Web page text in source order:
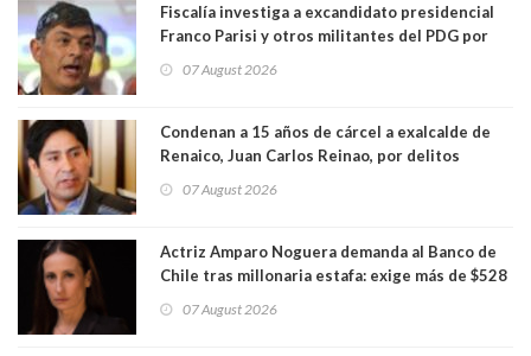
Fiscalía investiga a excandidato presidencial
Franco Parisi y otros militantes del PDG por
07 August 2026
Condenan a 15 años de cárcel a exalcalde de
Renaico, Juan Carlos Reinao, por delitos
07 August 2026
Actriz Amparo Noguera demanda al Banco de
Chile tras millonaria estafa: exige más de $528
07 August 2026